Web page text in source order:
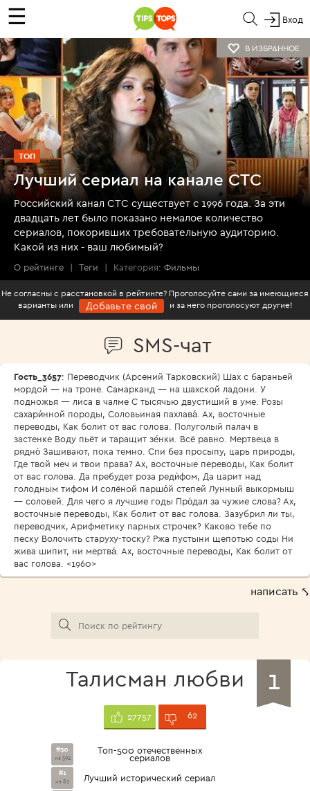
☰ Вход
В ИЗБРАННОЕ
ТОП
Лучший сериал на канале СТС
Российский канал СТС существует с 1996 года. За эти
двадцать лет было показано немалое количество
сериалов, покоривших требовательную аудиторию.
Какой из них - ваш любимый?
О рейтинге | Теги | Категория: Фильмы
Не согласны с расстановкой в рейтинге? Проголосуйте сами за имеющиеся
варианты или
Добавьте свой и за него проголосуют другие!
SMS-чат
Гость_3657: Переводчик (Арсений Тарковский) Шах с бараньей
мордой — на троне. Самарканд — на шахской ладони. У
подножья — лиса в чалме С тысячью двустиший в уме. Розы
сахари́нной породы, Соловьиная пахлава́. Ах, восточные
переводы, Как болит от вас голова. Полуголый палач в
застенке Воду пьёт и таращит зе́нки. Всё равно. Мертвеца в
рядно́ Зашивают, пока темно. Спи без просыпу, царь природы,
Где твой меч и твои права? Ах, восточные переводы, Как болит
от вас голова. Да пребудет роза реди́фом, Да царит над
голодным тифом И солёной паршо́й степей Лунный выкормыш
— соловей. Для чего я лучшие годы Про́дал за чужие слова? Ах,
восточные переводы, Как болит от вас голова. Зазубрил ли ты,
переводчик, Арифметику парных строчек? Каково тебе по
песку Волочить старуху-тоску? Ржа пустыни щепотью соды Ни
жива шипит, ни мертва́. Ах, восточные переводы, Как болит от
вас голова. <1960>
написать ⤣
1
Талисман любви
27757 62
#30
из 592
Топ-500 отечественных
сериалов
#1
из 82 Лучший исторический сериал